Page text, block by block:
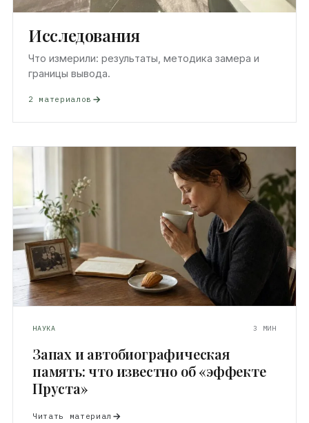
Исследования
Что измерили: результаты, методика замера и
границы вывода.
2 материалов
НАУКА 3 МИН
Запах и автобиографическая
память: что известно об «эффекте
Пруста»
Читать материал